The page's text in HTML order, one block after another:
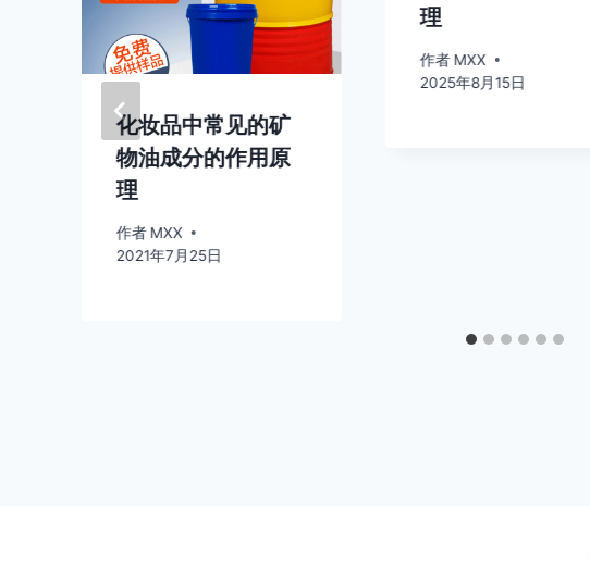
化妆品中常见的矿
物油成分的作用原
理
作者MXX
2021年7月25日
理
作者MXX
2025年8月15日